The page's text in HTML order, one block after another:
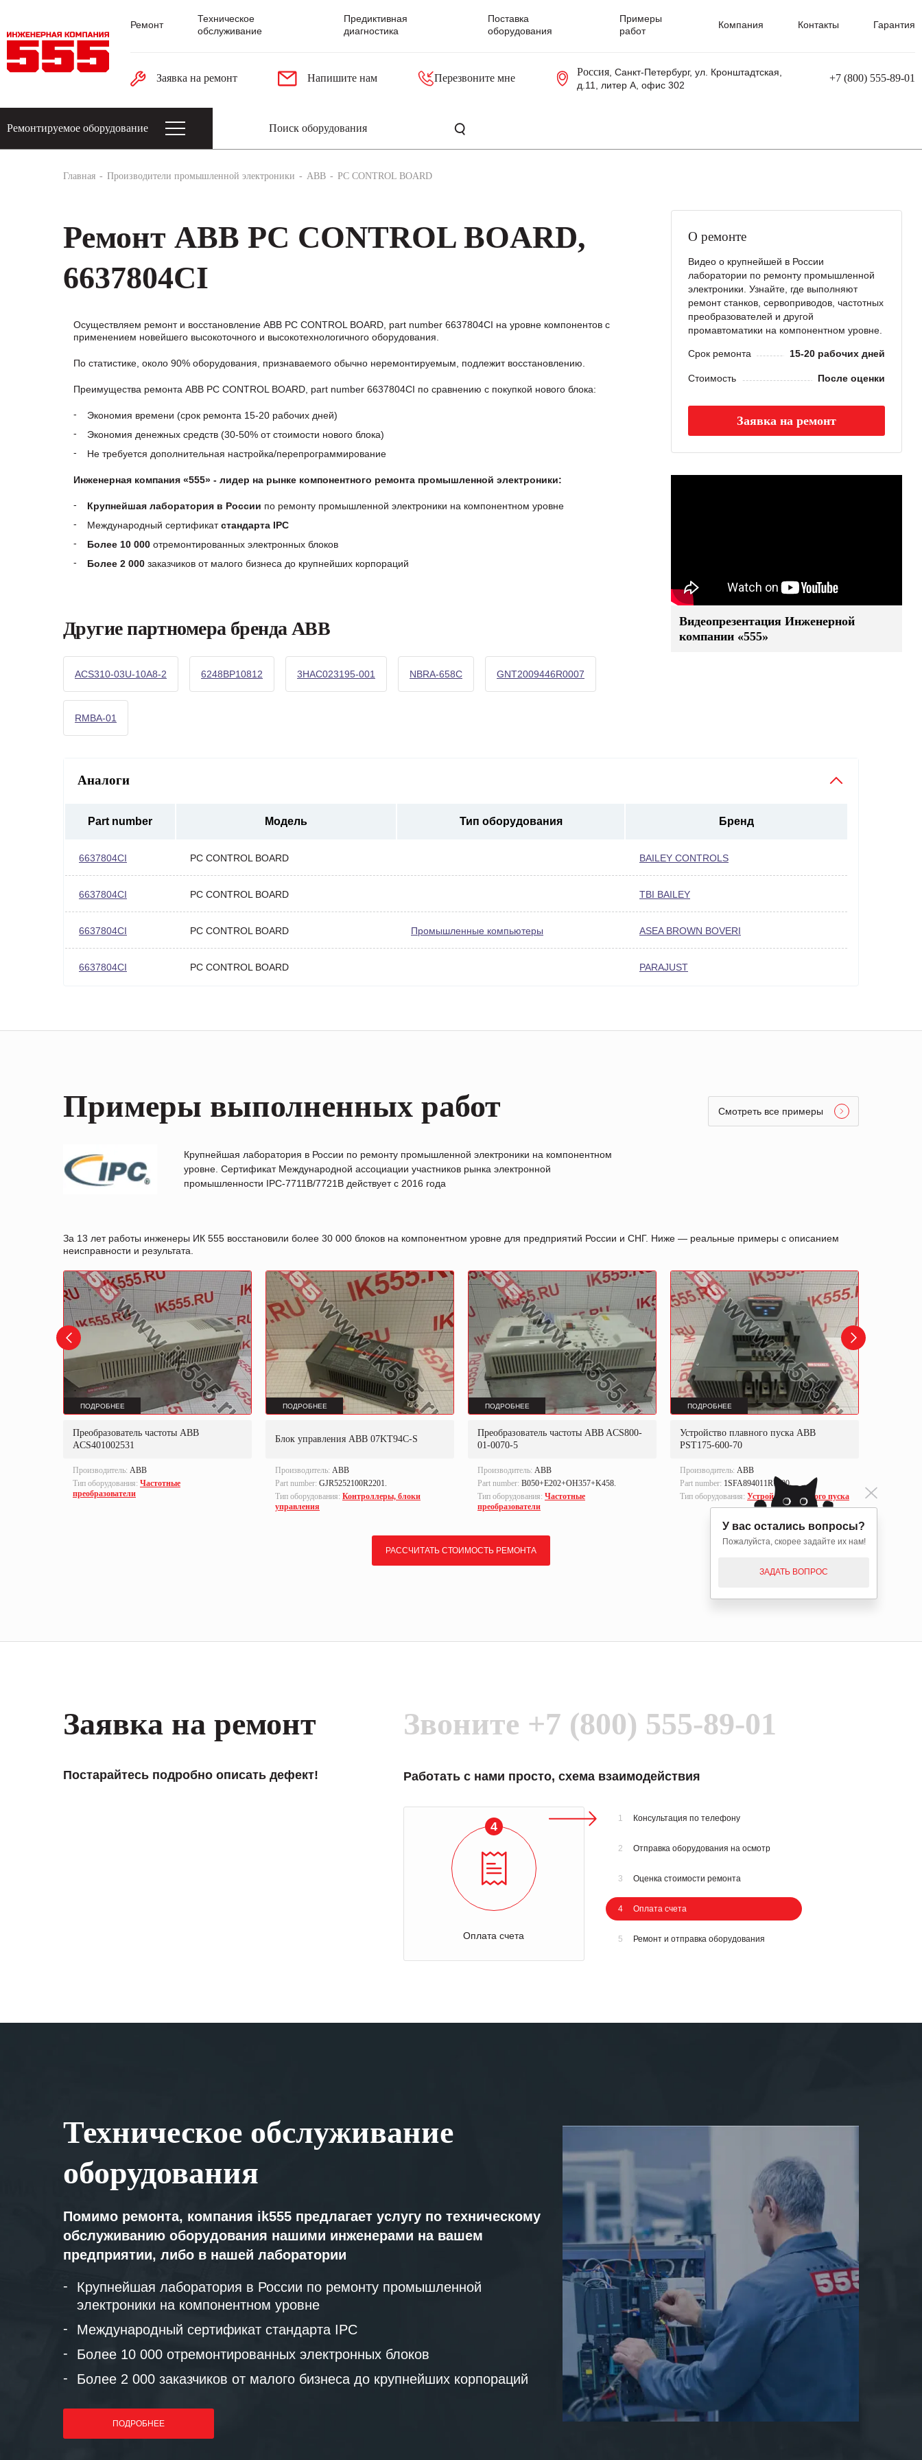
Ремонт
Техническое
обслуживание
Предиктивная
диагностика
Поставка
оборудования
Примеры
работ
Компания Контакты Гарантия
Заявка на ремонт Напишите нам Перезвоните мне
Россия, Санкт-Петербург, ул. Кронштадтская,
д.11, литер А, офис 302
+7 (800) 555-89-01
Ремонтируемое оборудование
Главная Производители промышленной электроники ABB PC CONTROL BOARD
Ремонт ABB PC CONTROL BOARD,
6637804CI
Осуществляем ремонт и восстановление ABB PC CONTROL BOARD, part number 6637804CI на уровне компонентов с
применением новейшего высокоточного и высокотехнологичного оборудования.
По статистике, около 90% оборудования, признаваемого обычно неремонтируемым, подлежит восстановлению.
Преимущества ремонта ABB PC CONTROL BOARD, part number 6637804CI по сравнению с покупкой нового блока:
Экономия времени (срок ремонта 15-20 рабочих дней)
Экономия денежных средств (30-50% от стоимости нового блока)
Не требуется дополнительная настройка/перепрограммирование
Инженерная компания «555» - лидер на рынке компонентного ремонта промышленной электроники:
Крупнейшая лаборатория в России по ремонту промышленной электроники на компонентном уровне
Международный сертификатстандарта IPC
Более 10 000 отремонтированных электронных блоков
Более 2 000 заказчиков от малого бизнеса до крупнейших корпораций
Другие партномера бренда ABB
ACS310-03U-10A8-2 6248BP10812 3HAC023195-001 NBRA-658C GNT2009446R0007
RMBA-01
О ремонте
Видео о крупнейшей в России
лаборатории по ремонту промышленной
электроники. Узнайте, где выполняют
ремонт станков, сервоприводов, частотных
преобразователей и другой
промавтоматики на компонентном уровне.
Срок ремонта 15-20 рабочих дней
Стоимость После оценки
Заявка на ремонт
Видеопрезентация Инженерной
компании «555»
Аналоги
Part number Модель Тип оборудования Бренд
6637804CI PC CONTROL BOARD BAILEY CONTROLS
6637804CI PC CONTROL BOARD TBI BAILEY
6637804CI PC CONTROL BOARD Промышленные компьютеры ASEA BROWN BOVERI
6637804CI PC CONTROL BOARD PARAJUST
Примеры выполненных работ
Крупнейшая лаборатория в России по ремонту промышленной электроники на компонентном
уровне. Сертификат Международной ассоциации участников рынка электронной
промышленности IPC-7711B/7721B действует с 2016 года
Смотреть все примеры
За 13 лет работы инженеры ИК 555 восстановили более 30 000 блоков на компонентном уровне для предприятий России и СНГ. Ниже — реальные примеры с описанием
неисправности и результата.
ПОДРОБНЕЕ
Преобразователь частоты ABB
ACS401002531
Производитель: ABB
Тип оборудования: Частотные
преобразователи
ПОДРОБНЕЕ
Блок управления ABB 07KT94C-S
Производитель: ABB
Part number: GJR5252100R2201.
Тип оборудования: Контроллеры, блоки
управления
ПОДРОБНЕЕ
Преобразователь частоты ABB ACS800-
01-0070-5
Производитель: ABB
Part number: B050+E202+OH357+K458.
Тип оборудования: Частотные
преобразователи
ПОДРОБНЕЕ
Устройство плавного пуска ABB
PST175-600-70
Производитель: ABB
Part number: 1SFA894011R7000.
Тип оборудования: Устройства плавного пуска
РАССЧИТАТЬ СТОИМОСТЬ РЕМОНТА
Заявка на ремонт
Постарайтесь подробно описать дефект!
Звоните +7 (800) 555-89-01
Работать с нами просто, схема взаимодействия
4
Оплата счета
1 Консультация по телефону
2 Отправка оборудования на осмотр
3 Оценка стоимости ремонта
4 Оплата счета
5 Ремонт и отправка оборудования
Техническое обслуживание
оборудования
Помимо ремонта, компания ik555 предлагает услугу по техническому
обслуживанию оборудования нашими инженерами на вашем
предприятии, либо в нашей лаборатории
Крупнейшая лаборатория в России по ремонту промышленной
электроники на компонентном уровне
Международный сертификат стандарта IPC
Более 10 000 отремонтированных электронных блоков
Более 2 000 заказчиков от малого бизнеса до крупнейших корпораций
ПОДРОБНЕЕ
У вас остались вопросы?
Пожалуйста, скорее задайте их нам!
ЗАДАТЬ ВОПРОС